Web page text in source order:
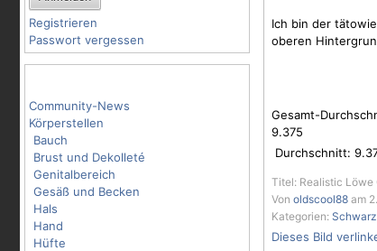
Registrieren
Passwort vergessen
Community-News
Körperstellen
Bauch
Brust und Dekolleté
Genitalbereich
Gesäß und Becken
Hals
Hand
Hüfte
Ich bin der
oberen
Gesamt-
9.375
Durchschnitt:
Titel: Realistic Löwe
Von oldscool88 am
Kategorien:
Dieses Bild